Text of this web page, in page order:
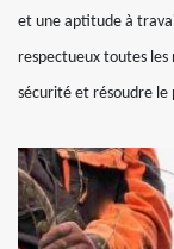
et une aptitude à
respectueux toutes
sécurité et résoudre le